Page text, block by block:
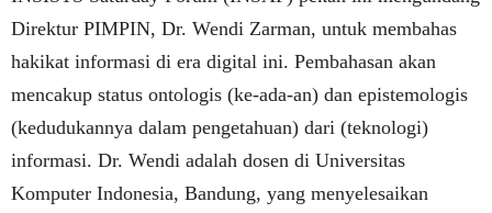
Direktur PIMPIN, Dr. Wendi Zarman, untuk membahas
hakikat informasi di era digital ini. Pembahasan akan
mencakup status ontologis (ke-ada-an) dan epistemologis
(kedudukannya dalam pengetahuan) dari (teknologi)
informasi. Dr. Wendi adalah dosen di Universitas
Komputer Indonesia, Bandung, yang menyelesaikan